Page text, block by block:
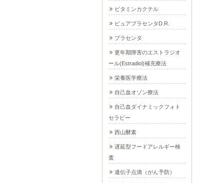
ビタミンカクテル
ピュアプラセンタD.R.
プラセンタ
更年期障害のエストラジオ
ール(Estradiol)補充療法
栄養医学療法
自己血オゾン療法
自己血ダイナミックフォト
セラピー
西山酵素
遅延型フードアレルギー検
査
遺伝子点滴（がん予防）